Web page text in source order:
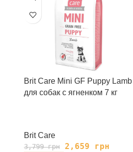
Brit Care Mini GF Puppy Lamb
для собак с ягненком 7 кг
Brit Care
3,799грн 2,659 грн